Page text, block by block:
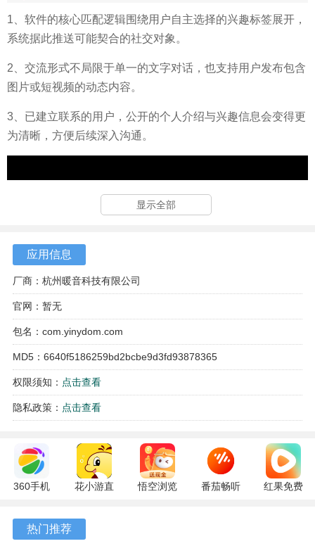
1、软件的核心匹配逻辑围绕用户自主选择的兴趣标签展开，
系统据此推送可能契合的社交对象。
2、交流形式不局限于单一的文字对话，也支持用户发布包含
图片或短视频的动态内容。
3、已建立联系的用户，公开的个人介绍与兴趣信息会变得更
为清晰，方便后续深入沟通。
显示全部
应用信息
厂商：杭州暖音科技有限公司
官网：暂无
包名：com.yinydom.com
MD5：6640f5186259bd2bcbe9d3fd93878365
权限须知： 点击查看
隐私政策： 点击查看
360手机
10.13.27
最新版
花小游直
17.9.56
悟空浏览
番茄畅听
红果免费
热门推荐